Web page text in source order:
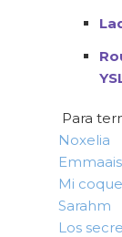
Para
Noxelia
Mi
Sarahm
Los